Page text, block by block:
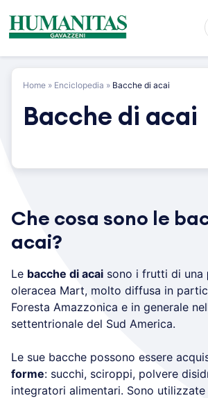
content
Home » Enciclopedia » Bacche di acai
Bacche di acai
Che cosa sono le
acai?
Le bacche di acai sono i frutti di una
oleracea Mart, molto diffusa in
Foresta Amazzonica e in generale
settentrionale del Sud America.
Le sue bacche possono essere
forme: succhi, sciroppi, polvere
integratori alimentari. Sono